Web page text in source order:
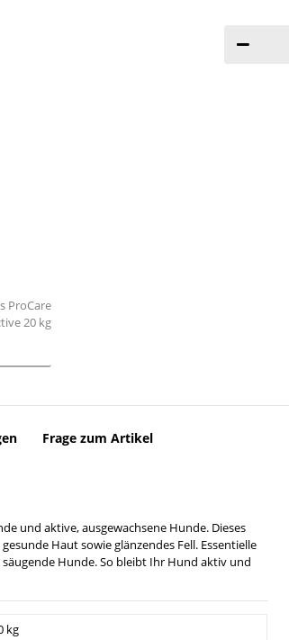
Frage zum Artikel
und aktive, ausgewachsene Hunde. Dieses
Haut sowie glänzendes Fell. Essentielle
Hunde. So bleibt Ihr Hund aktiv und
kg